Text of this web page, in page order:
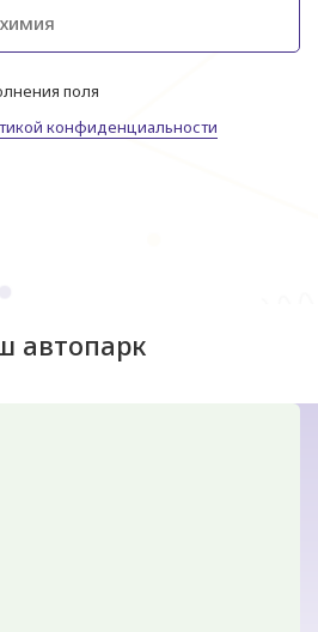
поля
конфиденциальности
автопарк